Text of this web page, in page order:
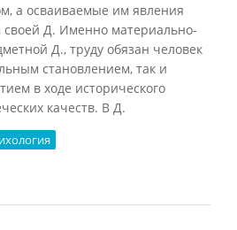
а осваиваемые им явления
Д. Именно материально-
Д., труду обязан человек
становлением, так и
в ходе исторического
качеств. В Д.